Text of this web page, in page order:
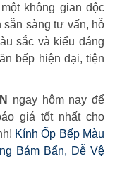
không gian độc
sẵn sàng tư vấn, hỗ
sắc và kiểu dáng
bếp hiện đại, tiện
ngay hôm nay để
giá tốt nhất cho
Kính Ốp Bếp Màu
Bám Bẩn, Dễ Vệ